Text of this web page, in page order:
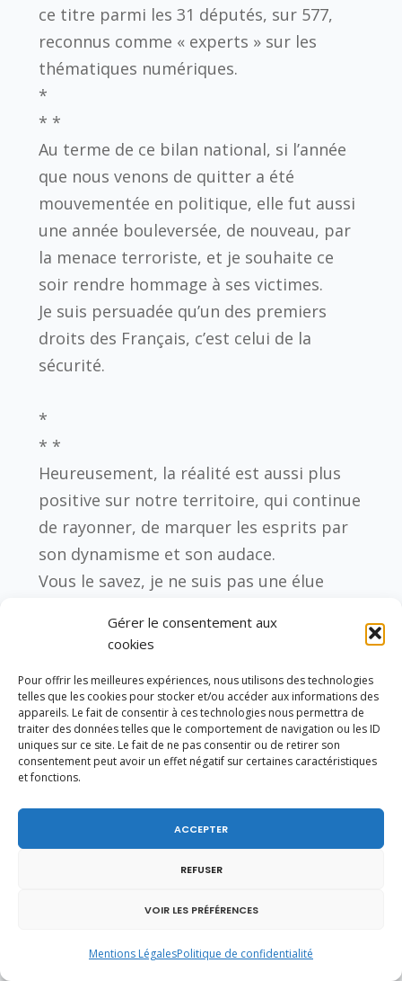
Gérer le consentement aux
cookies
Pour offrir les meilleures expériences, nous utilisons des technologies
telles que les cookies pour stocker et/ou accéder aux informations des
appareils. Le fait de consentir à ces technologies nous permettra de
traiter des données telles que le comportement de navigation ou les ID
uniques sur ce site. Le fait de ne pas consentir ou de retirer son
consentement peut avoir un effet négatif sur certaines caractéristiques
et fonctions.
ACCEPTER
REFUSER
VOIR LES PRÉFÉRENCES
Mentions LégalesPolitique de confidentialité
ce titre parmi les 31 députés, sur 577,
reconnus comme « experts » sur les
thématiques numériques.
*
* *
Au terme de ce bilan national, si l’année
que nous venons de quitter a été
mouvementée en politique, elle fut aussi
une année bouleversée, de nouveau, par
la menace terroriste, et je souhaite ce
soir rendre hommage à ses victimes.
Je suis persuadée qu’un des premiers
droits des Français, c’est celui de la
sécurité.
*
* *
Heureusement, la réalité est aussi plus
positive sur notre territoire, qui continue
de rayonner, de marquer les esprits par
son dynamisme et son audace.
Vous le savez, je ne suis pas une élue
de terrain, proche de mon département
territoire est mon ancrage, ma boussole.
Je suis notamment très mobilisée avec le
Conseil départemental de Haute-Savoie
pour améliorer la qualité de vie de nos
historique des dotations que verse l’Etat
aux collectivités territoriales rend la
situation très complexe.
Mais nous maintenons le cap, pour notre
à venir.